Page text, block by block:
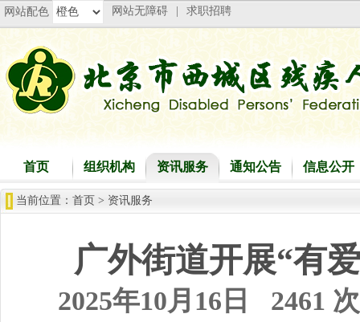
网站配色 网站无障碍 求职招聘
首页 组织机构 资讯服务 通知公告 信息公开
当前位置： 首页 > 资讯服务
广外街道开展“有
2025年10月16日
2461